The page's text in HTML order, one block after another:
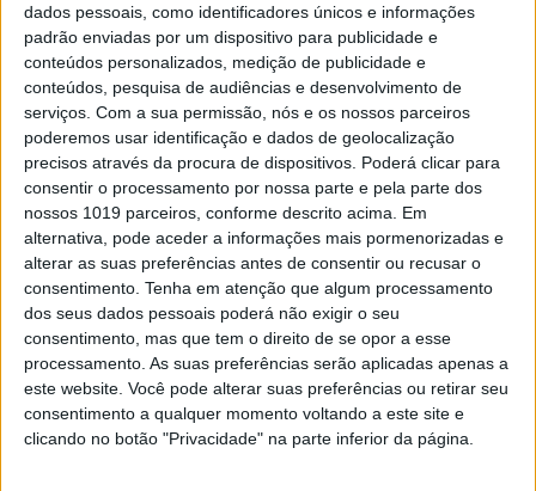
dados pessoais, como identificadores únicos e informações
padrão enviadas por um dispositivo para publicidade e
conteúdos personalizados, medição de publicidade e
conteúdos, pesquisa de audiências e desenvolvimento de
serviços. Com a sua permissão, nós e os nossos parceiros
poderemos usar identificação e dados de geolocalização
precisos através da procura de dispositivos. Poderá clicar para
consentir o processamento por nossa parte e pela parte dos
nossos 1019 parceiros, conforme descrito acima. Em
alternativa, pode aceder a informações mais pormenorizadas e
alterar as suas preferências antes de consentir ou recusar o
consentimento. Tenha em atenção que algum processamento
dos seus dados pessoais poderá não exigir o seu
consentimento, mas que tem o direito de se opor a esse
processamento. As suas preferências serão aplicadas apenas a
este website. Você pode alterar suas preferências ou retirar seu
consentimento a qualquer momento voltando a este site e
clicando no botão "Privacidade" na parte inferior da página.